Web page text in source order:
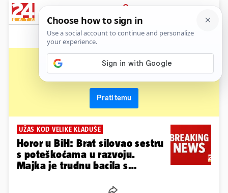
PRIJAVA
News
velika kladuša
Prati temu
UŽAS KOD VELIKE KLADUŠE
Horor u BiH: Brat silovao sestru
s poteškoćama u razvoju.
Majka je trudnu bacila s